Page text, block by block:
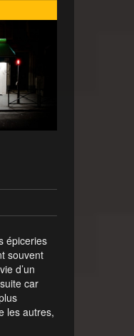
épiceries
souvent
d’un
car
les autres,